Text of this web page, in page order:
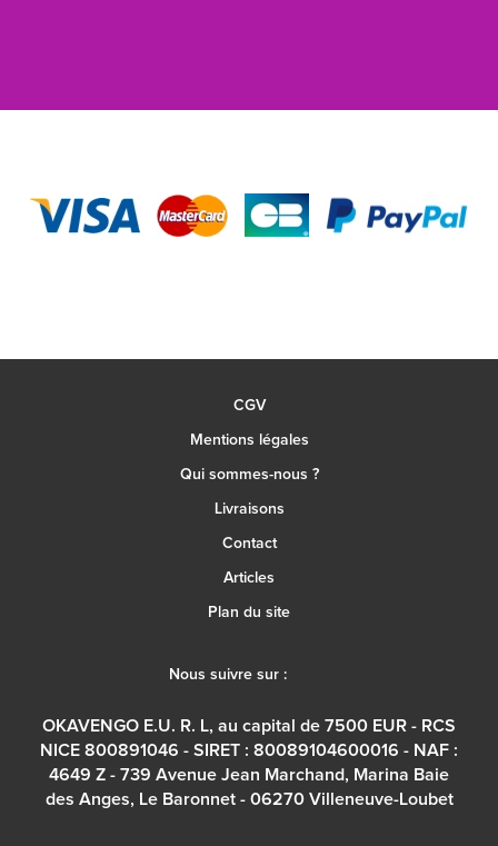
CGV
Mentions légales
Qui sommes-nous ?
Livraisons
Contact
Articles
Plan du site
Nous suivre sur :
OKAVENGO E.U. R. L, au capital de 7500 EUR - RCS
NICE 800891046 - SIRET : 80089104600016 - NAF :
4649 Z - 739 Avenue Jean Marchand, Marina Baie
des Anges, Le Baronnet - 06270 Villeneuve-Loubet